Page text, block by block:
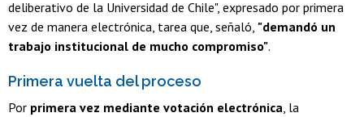
deliberativo de la Universidad de Chile", expresado por primera
vez de manera electrónica, tarea que, señaló, "demandó un
trabajo institucional de mucho compromiso".
Primera vuelta del proceso
Por primera vez mediante votación electrónica, la